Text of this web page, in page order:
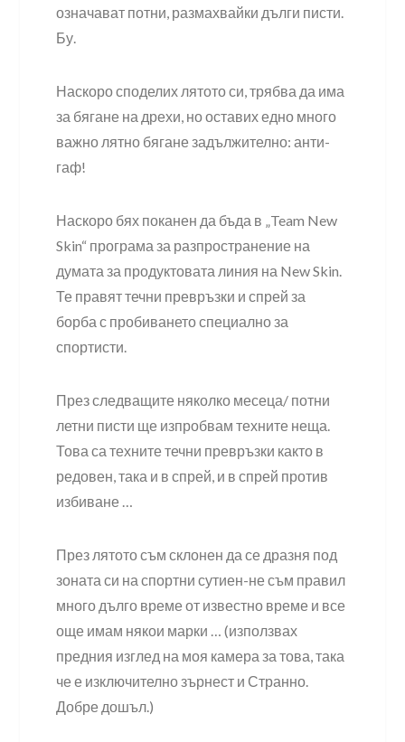
означават потни, размахвайки дълги писти.
Бу.
Наскоро споделих лятото си, трябва да има
за бягане на дрехи, но оставих едно много
важно лятно бягане задължително: анти-
гаф!
Наскоро бях поканен да бъда в „Team New
Skin“ програма за разпространение на
думата за продуктовата линия на New Skin.
Те правят течни превръзки и спрей за
борба с пробиването специално за
спортисти.
През следващите няколко месеца/ потни
летни писти ще изпробвам техните неща.
Това са техните течни превръзки както в
редовен, така и в спрей, и в спрей против
избиване …
През лятото съм склонен да се дразня под
зоната си на спортни сутиен-не съм правил
много дълго време от известно време и все
още имам някои марки … (използвах
предния изглед на моя камера за това, така
че е изключително зърнест и Странно.
Добре дошъл.)